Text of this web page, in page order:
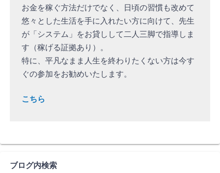
お金を稼ぐ方法だけでなく、日頃の習慣も改めて
悠々とした生活を手に入れたい方に向けて、先生
が「システム」をお貸しして二人三脚で指導しま
す（稼げる証拠あり）。
特に、平凡なまま人生を終わりたくない方は今す
ぐの参加をお勧めいたします。
こちら
ブログ内検索